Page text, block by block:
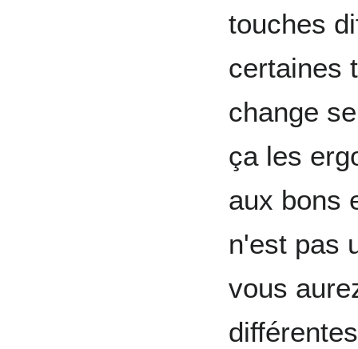
touches
certaines
change
ça les
aux bons
n'est pas
vous